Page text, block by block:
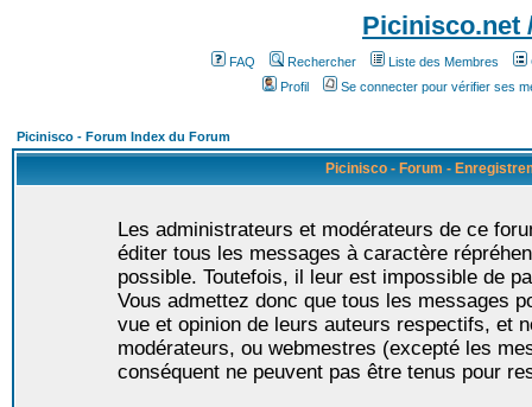
Picinisco.net
FAQ Rechercher Liste des Membres
Profil
Se connecter pour vérifier ses
Picinisco - Forum Index du Forum
Picinisco - Forum -
Les administrateurs et modérateurs de ce
éditer tous les messages à caractère
possible. Toutefois, il leur est impossible de
Vous admettez donc que tous les messages
vue et opinion de leurs auteurs respectifs, et
modérateurs, ou webmestres (excepté les
conséquent ne peuvent pas être tenus pour